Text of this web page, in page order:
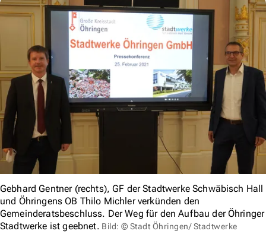
Gebhard Gentner (rechts), GF der Stadtwerke Schwäbisch Hall
und Öhringens OB Thilo Michler verkünden den
Gemeinderatsbeschluss. Der Weg für den Aufbau der Öhringer
Stadtwerke ist geebnet. Bild: © Stadt Öhringen/ Stadtwerke